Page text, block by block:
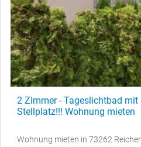
2 Zimmer - Tageslichtbad mit
Stellplatz!!! Wohnung mieten
Wohnung mieten in 73262